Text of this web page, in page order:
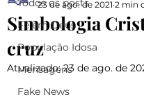
Todos os posts
Fé em Deus
População Idosa
Mensagens
Fake News
Simbologia
cruz
23 de ago. de 2021 2 min
Atualizado:23 de ago. de